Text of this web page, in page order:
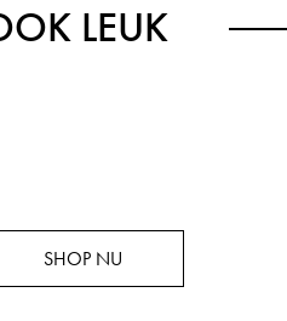
LEUK
SHOP NU